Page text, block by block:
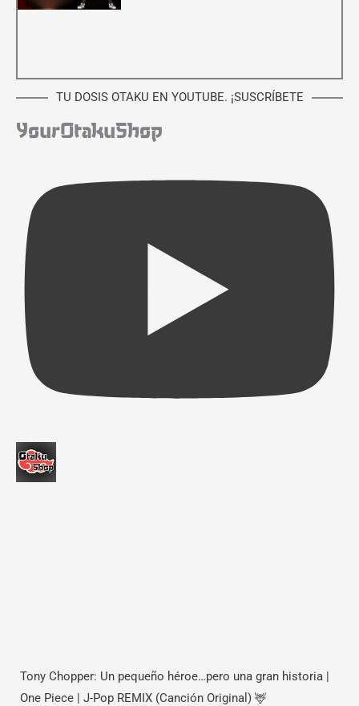
TU DOSIS OTAKU EN YOUTUBE. ¡SUSCRÍBETE
YourOtakuShop
Tony Chopper: Un pequeño héroe…pero una gran historia |
One Piece | J-Pop REMIX (Canción Original) 🦌